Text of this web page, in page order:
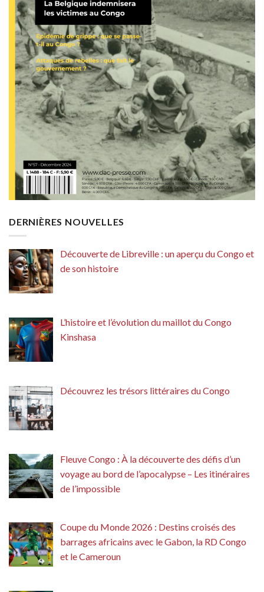
DERNIÈRES NOUVELLES
Découverte de Libreville : un aperçu du Congo et
de son histoire
L’histoire et l’évolution du maillot du Congo
Kinshasa
Découvrez les trésors littéraires du Congo
Fleuve Congo : À la découverte des défis d’un
voyage au bord de l’apocalypse – Les itinéraires
de l’impossible
Coupe du Monde 2026 : Destins croisés des
barrages africains avec le Gabon, la RD Congo
et le Cameroun